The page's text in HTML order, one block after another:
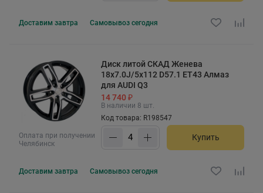
Доставим завтра Самовывоз сегодня
Оплата при получении
Челябинск
Диск литой СКАД Женева
18x7.0J/5x112 D57.1 ET43 Алмаз
для AUDI Q3
14 740 ₽
В наличии 8 шт.
Код товара: R198547
Купить
Доставим завтра Самовывоз сегодня